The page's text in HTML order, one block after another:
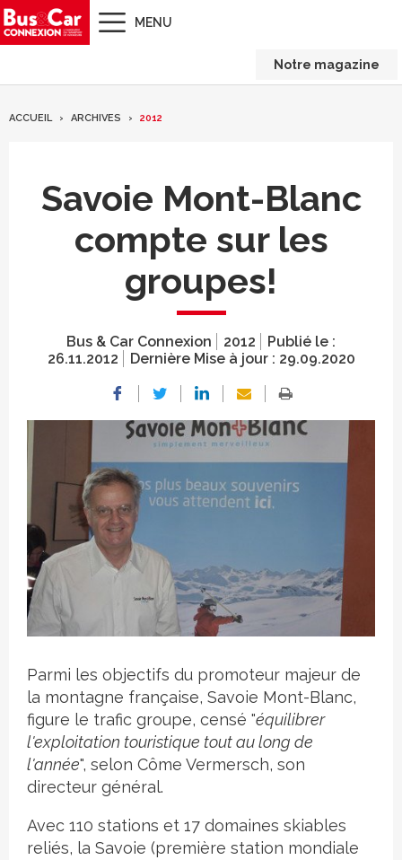
MENU
Notre magazine
ACCUEIL ARCHIVES 2012
Savoie Mont-Blanc
compte sur les
groupes!
Bus & Car Connexion 2012
Publié le :
26.11.2012
Dernière Mise à jour : 29.09.2020
Crédit photo
Parmi les objectifs du promoteur majeur de
la montagne française, Savoie Mont-Blanc,
figure le trafic groupe, censé "équilibrer
l'exploitation touristique tout au long de
l'année", selon Côme Vermersch, son
directeur général.
Avec 110 stations et 17 domaines skiables
reliés, la Savoie (première station mondiale